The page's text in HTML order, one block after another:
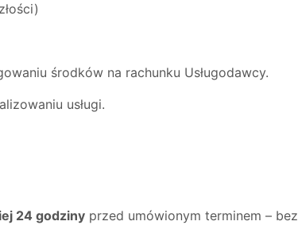
środków na rachunku Usługodawcy.
usługi.
24 godziny przed umówionym terminem – bez